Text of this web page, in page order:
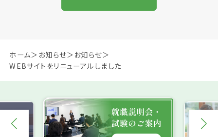
ホーム お知らせ
お知らせ
WEBサイトをリニューアルしました